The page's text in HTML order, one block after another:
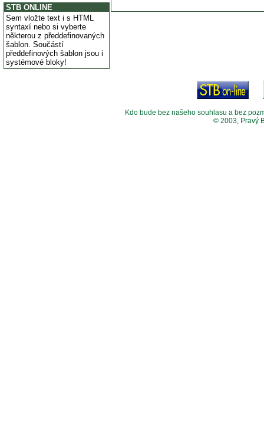
STB ONLINE
Sem vložte text i s HTML
syntaxí nebo si vyberte
některou z předdefinovaných
šablon. Součástí
předdefinových šablon jsou i
systémové bloky!
Kdo bude bez našeho souhlasu a bez
© 2003, Pravý